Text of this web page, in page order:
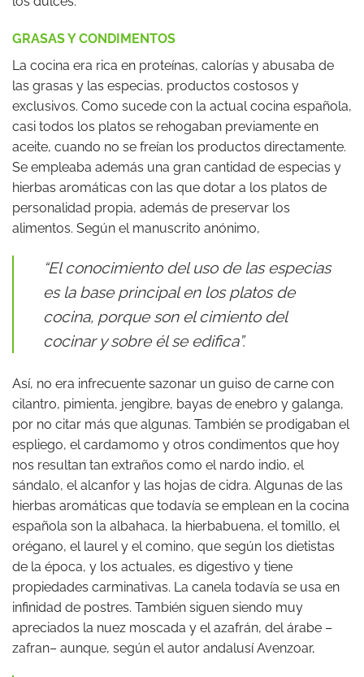
GRASAS Y CONDIMENTOS
La cocina era rica en proteínas, calorías y abusaba de
las grasas y las especias, productos costosos y
exclusivos. Como sucede con la actual cocina española,
casi todos los platos se rehogaban previamente en
aceite, cuando no se freían los productos directamente.
Se empleaba además una gran cantidad de especias y
hierbas aromáticas con las que dotar a los platos de
personalidad propia, además de preservar los
alimentos. Según el manuscrito anónimo,
“El conocimiento del uso de las especias
es la base principal en los platos de
cocina, porque son el cimiento del
cocinar y sobre él se edifica”.
Así, no era infrecuente sazonar un guiso de carne con
cilantro, pimienta, jengibre, bayas de enebro y galanga,
por no citar más que algunas. También se prodigaban el
espliego, el cardamomo y otros condimentos que hoy
nos resultan tan extraños como el nardo indio, el
sándalo, el alcanfor y las hojas de cidra. Algunas de las
hierbas aromáticas que todavía se emplean en la cocina
española son la albahaca, la hierbabuena, el tomillo, el
orégano, el laurel y el comino, que según los dietistas
de la época, y los actuales, es digestivo y tiene
propiedades carminativas. La canela todavía se usa en
infinidad de postres. También siguen siendo muy
apreciados la nuez moscada y el azafrán, del árabe –
zafran– aunque, según el autor andalusí Avenzoar,